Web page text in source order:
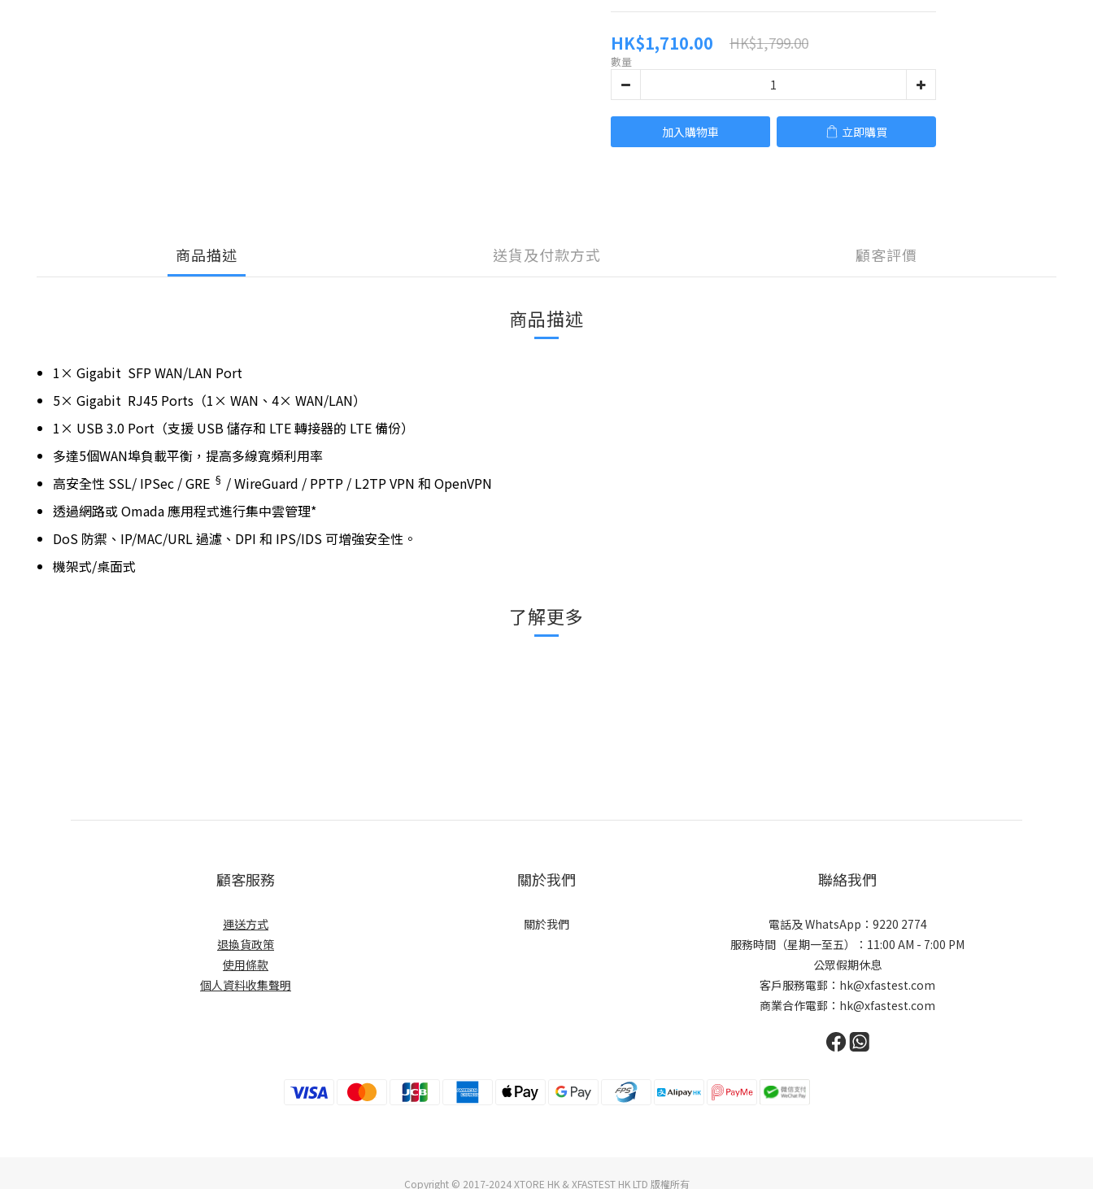
HK$1,710.00 HK$1,799.00
數量
加入購物車 立即購買
商品描述 送貨及付款方式 顧客評價
商品描述
1× Gigabit SFP WAN/LAN Port
5× Gigabit RJ45 Ports（1× WAN、4× WAN/LAN）
1× USB 3.0 Port（支援 USB 儲存和 LTE 轉接器的 LTE 備份）
多達5個WAN埠負載平衡，提高多線寬頻利用率
高安全性 SSL/ IPSec / GRE § / WireGuard / PPTP / L2TP VPN 和 OpenVPN
透過網路或 Omada 應用程式進行集中雲管理*
DoS 防禦、IP/MAC/URL 過濾、DPI 和 IPS/IDS 可增強安全性。
機架式/桌面式
了解更多
顧客服務
運送方式
退換貨政策
使用條款
個人資料收集聲明
關於我們
關於我們
聯絡我們
電話及 WhatsApp：9220 2774
服務時間（星期一至五）：11:00 AM - 7:00 PM
公眾假期休息
客戶服務電郵：hk@xfastest.com
商業合作電郵：hk@xfastest.com
Copyright © 2017-2024 XTORE HK & XFASTEST HK LTD 版權所有